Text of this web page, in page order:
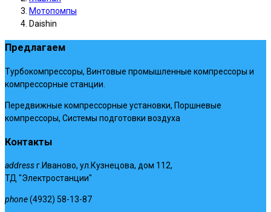
Мотопомпы
Daishin
Предлагаем
Турбокомпрессоры, Винтовые промышленные компрессоры и
компрессорные станции.
Передвижные компрессорные установки, Поршневые
компрессоры, Системы подготовки воздуха
Контакты
addressг.Иваново, ул.Кузнецова, дом 112,
ТД "Электростанции"
phone(4932) 58-13-87